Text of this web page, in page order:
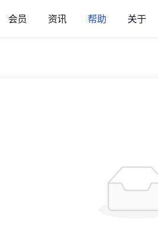
会员 资讯 帮助 关于